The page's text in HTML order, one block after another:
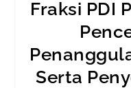
Fraksi PDI
Serta